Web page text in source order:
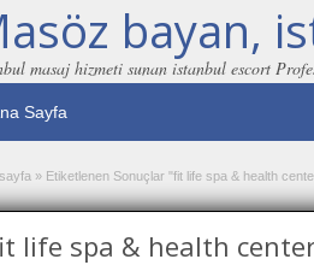
bayan,
masaj hizmeti sunan istanbul escort
Sayfa
» Etiketlenen Sonuçlar "fit life spa & health
life spa & health